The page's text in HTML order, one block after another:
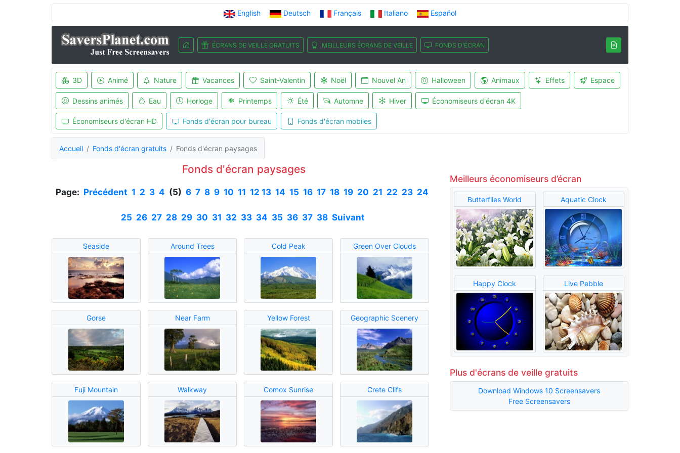
English Deutsch Français Italiano Español
ÉCRANS DE VEILLE GRATUITS MEILLEURS ÉCRANS DE VEILLE FONDS D'ÉCRAN
3D Animé Nature Vacances Saint-Valentin Noël Nouvel An Halloween Animaux Effets Espace
Dessins animés Eau Horloge Printemps Été Automne Hiver Économiseurs d'écran 4K
Économiseurs d'écran HD Fonds d'écran pour bureau Fonds d'écran mobiles
Accueil Fonds d'écran gratuits Fonds d'écran paysages
Fonds d'écran paysages
Page: Précédent 1 2 3 4 (5) 6 7 8 9 10 11 12 13 14 15 16 17 18 19 20 21 22 23 24
25 26 27 28 29 30 31 32 33 34 35 36 37 38 Suivant
Seaside Around Trees Cold Peak Green Over Clouds
Gorse Near Farm Yellow Forest Geographic Scenery
Fuji Mountain Walkway Comox Sunrise Crete Clifs
Meilleurs économiseurs d’écran
Butterflies World Aquatic Clock
Happy Clock Live Pebble
Plus d'écrans de veille gratuits
Download Windows 10 Screensavers
Free Screensavers